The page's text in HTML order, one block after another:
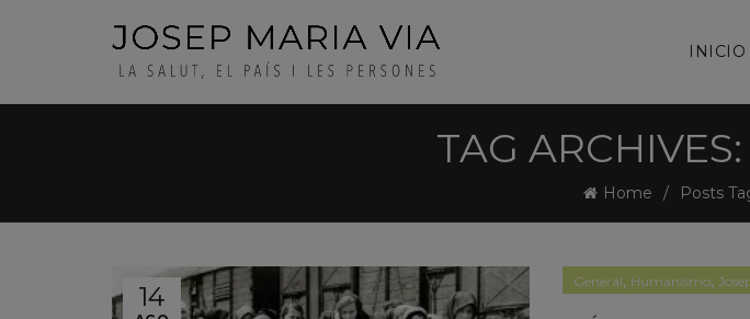
INICIO
TAG
Home Posts
14 General, Humanismo,